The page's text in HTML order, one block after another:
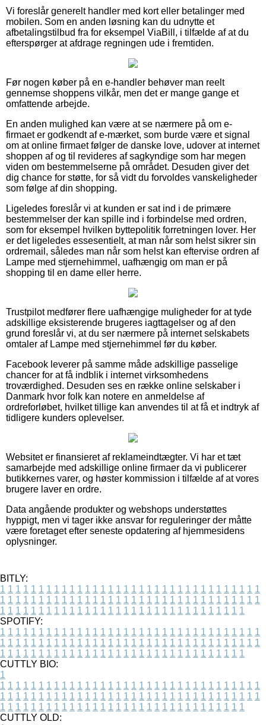
Vi foreslår generelt handler med kort eller betalinger med
mobilen. Som en anden løsning kan du udnytte et
afbetalingstilbud fra for eksempel ViaBill, i tilfælde af at du
efterspørger at afdrage regningen ude i fremtiden.
Før nogen køber på en e-handler behøver man reelt
gennemse shoppens vilkår, men det er mange gange et
omfattende arbejde.
En anden mulighed kan være at se nærmere på om e-
firmaet er godkendt af e-mærket, som burde være et signal
om at online firmaet følger de danske love, udover at internet
shoppen af og til revideres af sagkyndige som har megen
viden om bestemmelserne på området. Desuden giver det
dig chance for støtte, for så vidt du forvoldes vanskeligheder
som følge af din shopping.
Ligeledes foreslår vi at kunden er sat ind i de primære
bestemmelser der kan spille ind i forbindelse med ordren,
som for eksempel hvilken byttepolitik forretningen lover. Her
er det ligeledes essesentielt, at man når som helst sikrer sin
ordremail, således man når som helst kan eftervise ordren af
Lampe med stjernehimmel, uafhængig om man er på
shopping til en dame eller herre.
Trustpilot medfører flere uafhængige muligheder for at tyde
adskillige eksisterende brugeres iagttagelser og af den
grund foreslår vi, at du ser nærmere på internet selskabets
omtaler af Lampe med stjernehimmel før du køber.
Facebook leverer på samme måde adskillige passelige
chancer for at få indblik i internet virksomhedens
troværdighed. Desuden ses en række online selskaber i
Danmark hvor folk kan notere en anmeldelse af
ordreforløbet, hvilket tillige kan anvendes til at få et indtryk af
tidligere kunders oplevelser.
Websitet er finansieret af reklameindtægter. Vi har et tæt
samarbejde med adskillige online firmaer da vi publicerer
butikkernes varer, og høster kommission i tilfælde af at vores
brugere laver en ordre.
Data angående produkter og webshops understøttes
hyppigt, men vi tager ikke ansvar for reguleringer der måtte
være foretaget efter seneste opdatering af hjemmesidens
oplysninger.
BITLY:
1 1 1 1 1 1 1 1 1 1 1 1 1 1 1 1 1 1 1 1 1 1 1 1 1 1 1 1 1 1 1 1 1 1
1 1 1 1 1 1 1 1 1 1 1 1 1 1 1 1 1 1 1 1 1 1 1 1 1 1 1 1 1 1 1 1 1 1
1 1 1 1 1 1 1 1 1 1 1 1 1 1 1 1 1 1 1 1 1 1 1 1 1 1 1 1 1 1 1 1
SPOTIFY:
1 1 1 1 1 1 1 1 1 1 1 1 1 1 1 1 1 1 1 1 1 1 1 1 1 1 1 1 1 1 1 1 1 1
1 1 1 1 1 1 1 1 1 1 1 1 1 1 1 1 1 1 1 1 1 1 1 1 1 1 1 1 1 1 1 1 1 1
1 1 1 1 1 1 1 1 1 1 1 1 1 1 1 1 1 1 1 1 1 1 1 1 1 1 1 1 1 1 1 1
CUTTLY BIO:
1
1 1 1 1 1 1 1 1 1 1 1 1 1 1 1 1 1 1 1 1 1 1 1 1 1 1 1 1 1 1 1 1 1 1
1 1 1 1 1 1 1 1 1 1 1 1 1 1 1 1 1 1 1 1 1 1 1 1 1 1 1 1 1 1 1 1 1 1
1 1 1 1 1 1 1 1 1 1 1 1 1 1 1 1 1 1 1 1 1 1 1 1 1 1 1 1 1 1 1 1
CUTTLY OLD: